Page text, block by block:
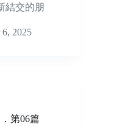
結交的朋
6, 2025
第06篇